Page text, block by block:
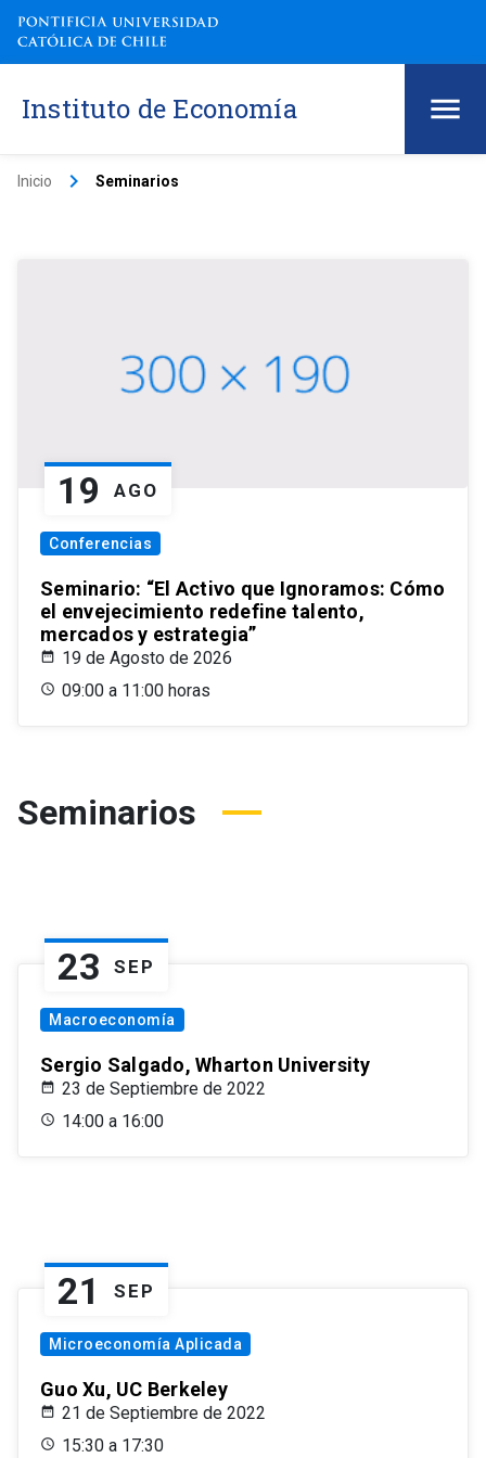
Instituto de Economía
Inicio keyboard_arrow_right Seminarios
19 AGO
Conferencias
Seminario: “El Activo que Ignoramos: Cómo
el envejecimiento redefine talento,
mercados y estrategia”
19 de Agosto de 2026
09:00 a 11:00 horas
Seminarios
23 SEP
Macroeconomía
Sergio Salgado, Wharton University
23 de Septiembre de 2022
14:00 a 16:00
21 SEP
Microeconomía Aplicada
Guo Xu, UC Berkeley
21 de Septiembre de 2022
15:30 a 17:30